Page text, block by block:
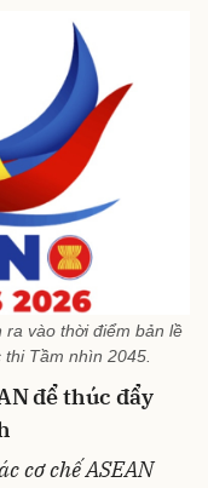
ra vào thời điểm bản lề
Tầm nhìn 2045.
để thúc đẩy
cơ chế ASEAN